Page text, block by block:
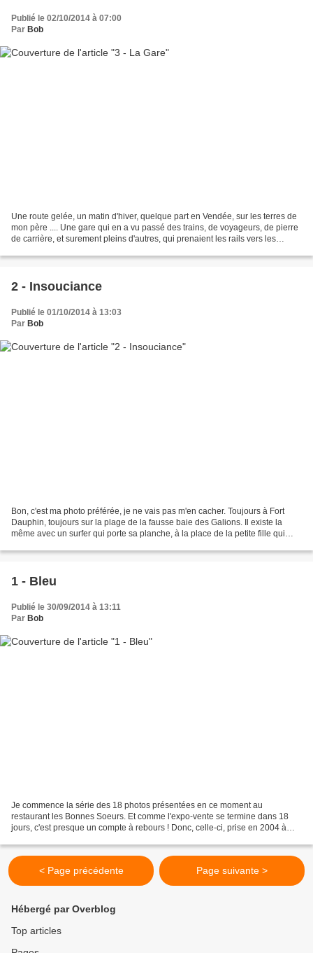
Publié le 02/10/2014 à 07:00
Par Bob
Une route gelée, un matin d'hiver, quelque part en Vendée, sur les terres de
mon père .... Une gare qui en a vu passé des trains, de voyageurs, de pierre
de carrière, et surement pleins d'autres, qui prenaient les rails vers les
2 - Insouciance
Publié le 01/10/2014 à 13:03
Par Bob
Bon, c'est ma photo préférée, je ne vais pas m'en cacher. Toujours à Fort
Dauphin, toujours sur la plage de la fausse baie des Galions. Il existe la
même avec un surfer qui porte sa planche, à la place de la petite fille qui
1 - Bleu
Publié le 30/09/2014 à 13:11
Par Bob
Je commence la série des 18 photos présentées en ce moment au
restaurant les Bonnes Soeurs. Et comme l'expo-vente se termine dans 18
jours, c'est presque un compte à rebours ! Donc, celle-ci, prise en 2004 à
< Page précédente Page suivante >
Hébergé par Overblog
Top articles